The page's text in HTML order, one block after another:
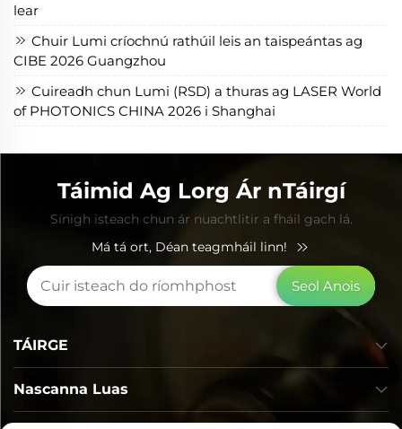
lear
Chuir Lumi críochnú rathúil leis an taispeántas ag
CIBE 2026 Guangzhou
Cuireadh chun Lumi (RSD) a thuras ag LASER World
of PHOTONICS CHINA 2026 i Shanghai
Táimid Ag Lorg Ár nTáirgí
Sínigh isteach chun ár nuachtlitir a fháil gach lá.
Má tá ort, Déan teagmháil linn!
Seol Anois
Nascanna Luas
TÁIRGE